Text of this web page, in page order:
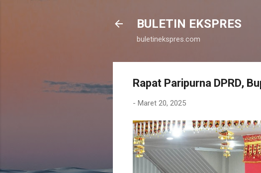
BULETIN EKSPRES
buletinekspres.com
Rapat Paripurna DPRD,
- Maret 20, 2025